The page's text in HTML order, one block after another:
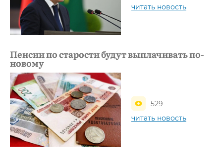
читать новость
Пенсии по старости будут выплачивать по-
новому
529
читать новость